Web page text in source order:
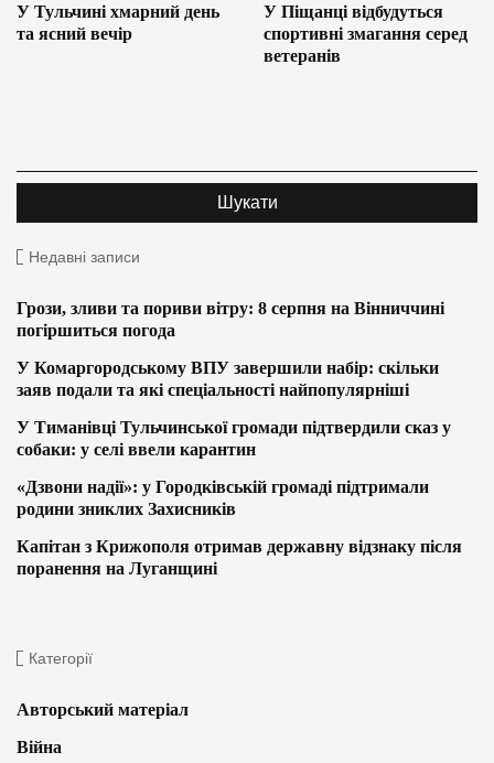
У Тульчині хмарний день
та ясний вечір
У Піщанці відбудуться
спортивні змагання серед
ветеранів
Недавні записи
Грози, зливи та пориви вітру: 8 серпня на Вінниччині
погіршиться погода
У Комаргородському ВПУ завершили набір: скільки
заяв подали та які спеціальності найпопулярніші
У Тиманівці Тульчинської громади підтвердили сказ у
собаки: у селі ввели карантин
«Дзвони надії»: у Городківській громаді підтримали
родини зниклих Захисників
Капітан з Крижополя отримав державну відзнаку після
поранення на Луганщині
Категорії
Авторський матеріал
Війна